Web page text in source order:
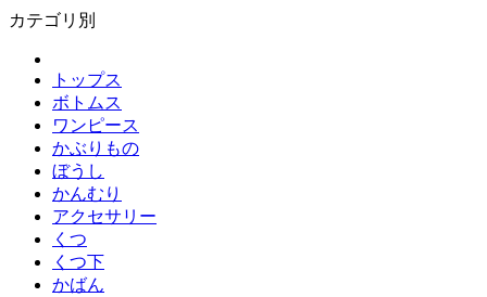
カテゴリ別
トップス
ボトムス
ワンピース
かぶりもの
ぼうし
かんむり
アクセサリー
くつ
くつ下
かばん